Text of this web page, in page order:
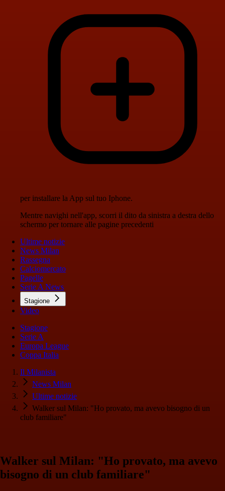
per installare la App sul tuo Iphone.
Mentre navighi nell'app, scorri il dito da sinistra a destra dello
schermo per tornare alle pagine precedenti
Ultime notizie
News Milan
Rassegna
Calciomercato
Pagelle
Serie A News
Stagione
Video
Stagione
Serie A
Europa League
Coppa Italia
Il Milanista
News Milan
Ultime notizie
Walker sul Milan: "Ho provato, ma avevo bisogno di un
club familiare"
Walker sul Milan: "Ho provato, ma avevo
bisogno di un club familiare"